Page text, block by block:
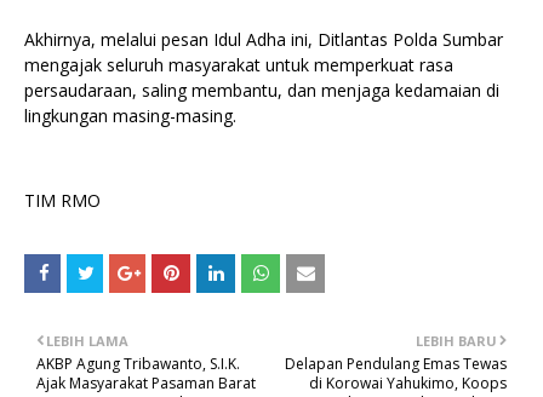
Akhirnya, melalui pesan Idul Adha ini, Ditlantas Polda Sumbar
mengajak seluruh masyarakat untuk memperkuat rasa
persaudaraan, saling membantu, dan menjaga kedamaian di
lingkungan masing-masing.
TIM RMO
LEBIH BARU
Delapan Pendulang Emas Tewas
di Korowai Yahukimo, Koops
LEBIH LAMA
AKBP Agung Tribawanto, S.I.K.
Ajak Masyarakat Pasaman Barat